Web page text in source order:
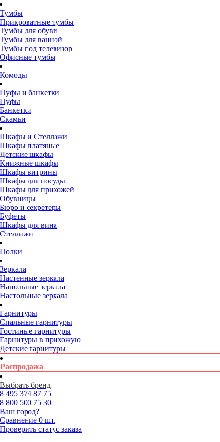
Тумбы
Прикроватные тумбы
Тумбы для обуви
Тумбы для ванной
Тумбы под телевизор
Офисные тумбы
Комоды
Пуфы и банкетки
Пуфы
Банкетки
Скамьи
Шкафы и Стеллажи
Шкафы платяные
Детские шкафы
Книжные шкафы
Шкафы витрины
Шкафы для посуды
Шкафы для прихожей
Обувницы
Бюро и секретеры
Буфеты
Шкафы для вина
Стеллажи
Полки
Зеркала
Настенные зеркала
Напольные зеркала
Настольные зеркала
Гарнитуры
Спальные гарнитуры
Гостиные гарнитуры
Гарнитуры в прихожую
Детские гарнитуры
Распродажа
Выбрать бренд
8 495 374 87 75
8 800 500 75 30
Ваш город?
Сравнение 0 шт.
Проверить статус заказа